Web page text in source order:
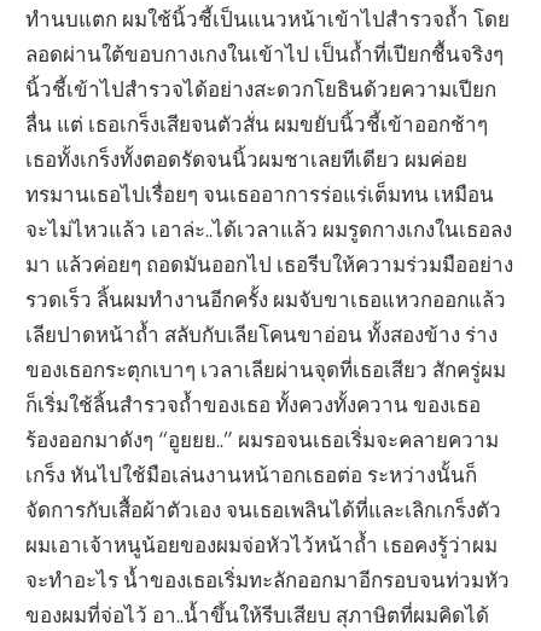
ทำนบแตก ผมใช้นิ้วชี้เป็นแนวหน้าเข้าไปสำรวจถ้ำ โดย
ลอดผ่านใต้ขอบกางเกงในเข้าไป เป็นถ้ำที่เปียกชื้นจริงๆ
นิ้วชี้เข้าไปสำรวจได้อย่างสะดวกโยธินด้วยความเปียก
ลื่น แต่ เธอเกร็งเสียจนตัวสั่น ผมขยับนิ้วชี้เข้าออกช้าๆ
เธอทั้งเกร็งทั้งตอดรัดจนนิ้วผมชาเลยทีเดียว ผมค่อย
ทรมานเธอไปเรื่อยๆ จนเธออาการร่อแร่เต็มทน เหมือน
จะไม่ไหวแล้ว เอาล่ะ..ได้เวลาแล้ว ผมรูดกางเกงในเธอลง
มา แล้วค่อยๆ ถอดมันออกไป เธอรีบให้ความร่วมมืออย่าง
รวดเร็ว ลิ้นผมทำงานอีกครั้ง ผมจับขาเธอแหวกออกแล้ว
เลียปาดหน้าถ้ำ สลับกับเลียโคนขาอ่อน ทั้งสองข้าง ร่าง
ของเธอกระตุกเบาๆ เวลาเลียผ่านจุดที่เธอเสียว สักครู่ผม
ก็เริ่มใช้ลิ้นสำรวจถ้ำของเธอ ทั้งควงทั้งควาน ของเธอ
ร้องออกมาดังๆ “อูยยย..” ผมรอจนเธอเริ่มจะคลายความ
เกร็ง หันไปใช้มือเล่นงานหน้าอกเธอต่อ ระหว่างนั้นก็
จัดการกับเสื้อผ้าตัวเอง จนเธอเพลินได้ที่และเลิกเกร็งตัว
ผมเอาเจ้าหนูน้อยของผมจ่อหัวไว้หน้าถ้ำ เธอคงรู้ว่าผม
จะทำอะไร น้ำของเธอเริ่มทะลักออกมาอีกรอบจนท่วมหัว
ของผมที่จ่อไว้ อา..น้ำขึ้นให้รีบเสียบ สุภาษิตที่ผมคิดได้